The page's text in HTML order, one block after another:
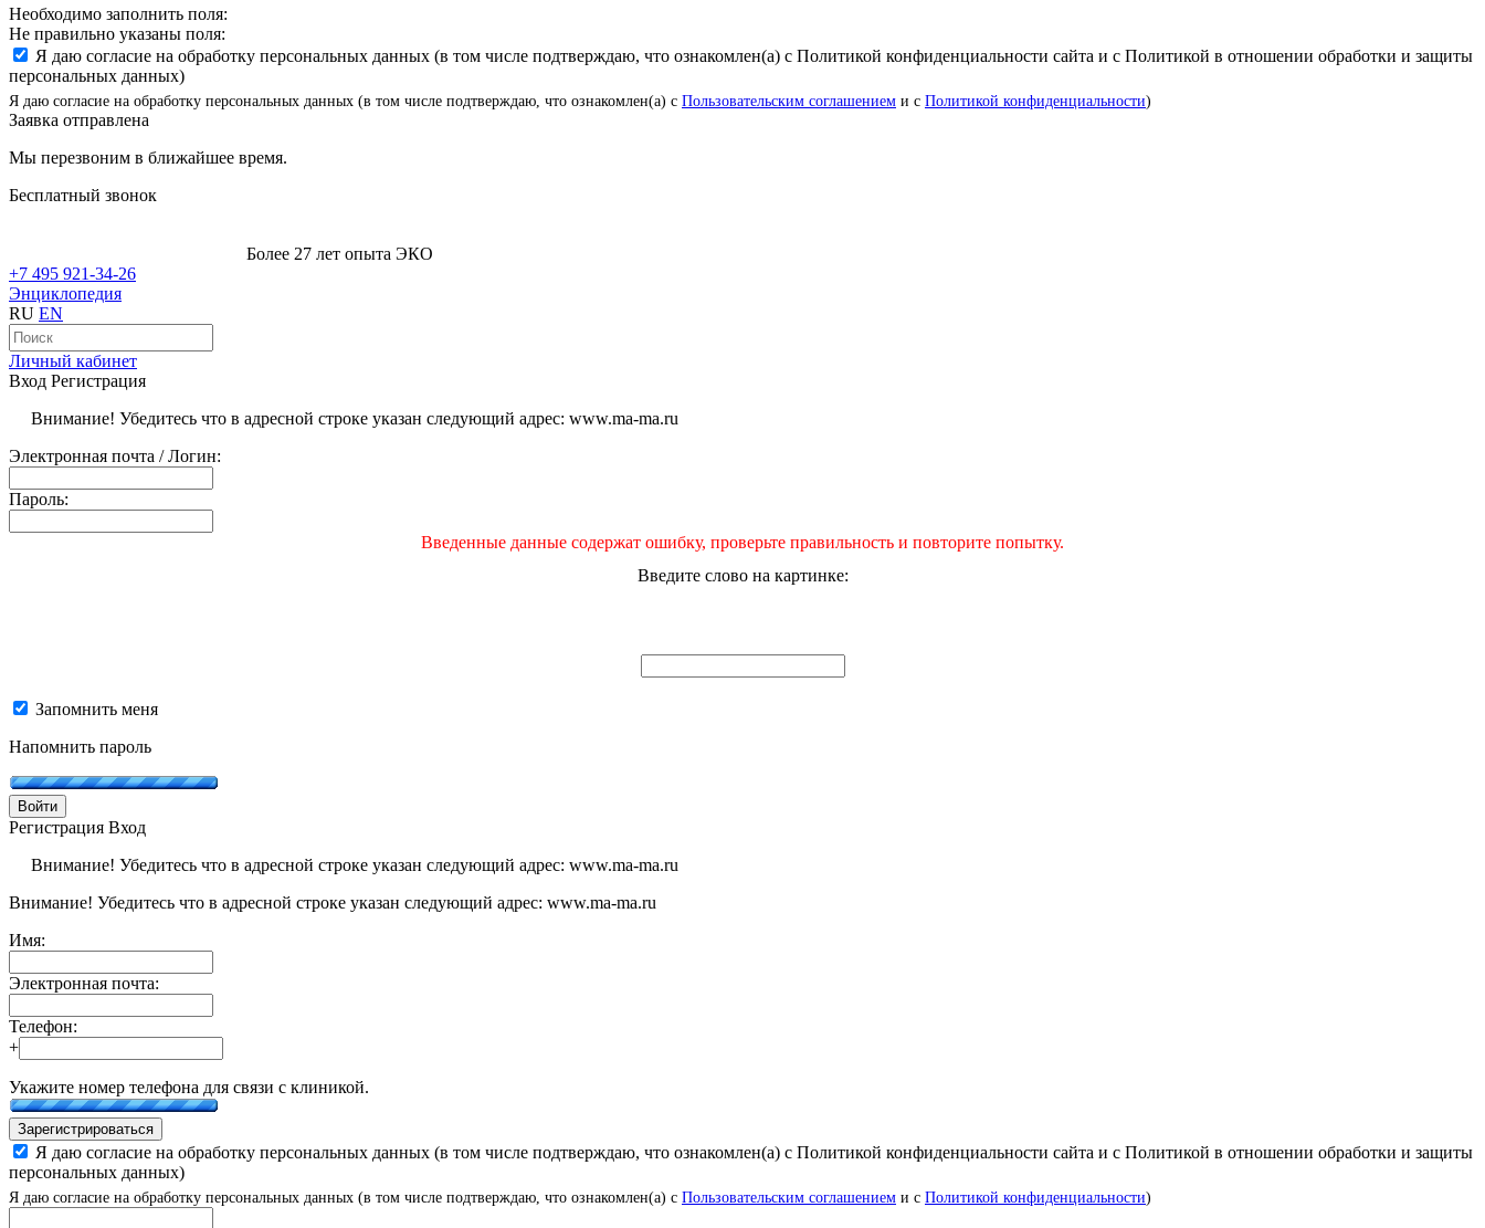
Необходимо заполнить поля:
Не правильно указаны поля:
Я даю согласие на обработку персональных данных (в том числе подтверждаю, что ознакомлен(а) с Политикой конфиденциальности сайта и с Политикой в отношении обработки и защиты
персональных данных)
Я даю согласие на обработку персональных данных (в том числе подтверждаю, что ознакомлен(а) с Пользовательским соглашением и с Политикой конфиденциальности)
Заявка отправлена
Мы перезвоним в ближайшее время.
Бесплатный звонок
Более 27 лет опыта ЭКО
+7 495 921-34-26
Энциклопедия
RU EN
Личный кабинет
Вход Регистрация
Внимание! Убедитесь что в адресной строке указан следующий адрес: www.ma-ma.ru
Электронная почта / Логин:
Пароль:
Введенные данные содержат ошибку, проверьте правильность и повторите попытку.
Введите слово на картинке:
Запомнить меня
Напомнить пароль
Войти
Регистрация Вход
Внимание! Убедитесь что в адресной строке указан следующий адрес: www.ma-ma.ru
Внимание! Убедитесь что в адресной строке указан следующий адрес: www.ma-ma.ru
Имя:
Электронная почта:
Телефон:
+
Укажите номер телефона для связи с клиникой.
Зарегистрироваться
Я даю согласие на обработку персональных данных (в том числе подтверждаю, что ознакомлен(а) с Политикой конфиденциальности сайта и с Политикой в отношении обработки и защиты
персональных данных)
Я даю согласие на обработку персональных данных (в том числе подтверждаю, что ознакомлен(а) с Пользовательским соглашением и с Политикой конфиденциальности)